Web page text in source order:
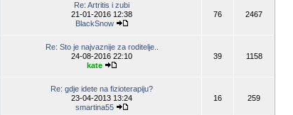
Re: Artritis i zubi
21-01-2016 12:38
BlackSnow
76 2467
Re: Sto je najvaznije za roditelje..
24-08-2016 22:10
kate
39 1158
Re: gdje idete na fizioterapiju?
23-04-2013 13:24
smartina55
16 259